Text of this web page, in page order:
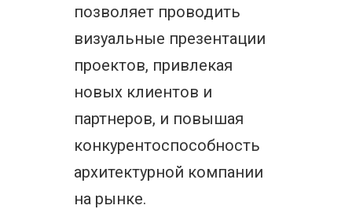
позволяет проводить
визуальные презентации
проектов, привлекая
новых клиентов и
партнеров, и повышая
конкурентоспособность
архитектурной компании
на рынке.